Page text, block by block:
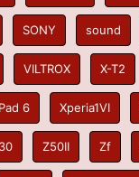
SONY sound
VILTROX X-T2
6 Xperia1VI
Z50II Zf